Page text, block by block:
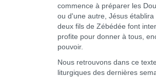
commence à préparer les
ou d'une autre, Jésus
deux fils de Zébédée font
profite pour donner à tous,
pouvoir.
Nous retrouvons dans ce
liturgiques des dernières